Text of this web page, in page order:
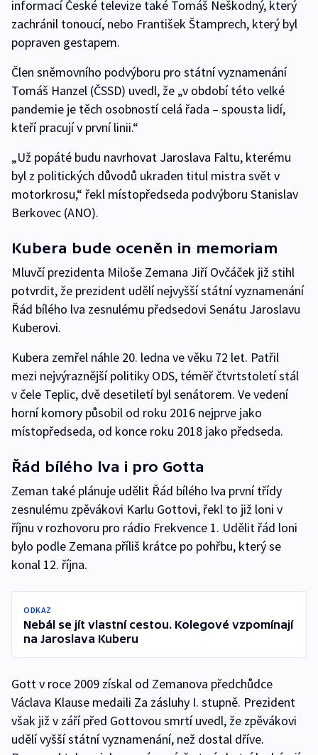
informací České televize také Tomáš Neškodný, který
zachránil tonoucí, nebo František Štamprech, který byl
popraven gestapem.
Člen sněmovního podvýboru pro státní vyznamenání
Tomáš Hanzel (ČSSD) uvedl, že „v období této velké
pandemie je těch osobností celá řada – spousta lidí,
kteří pracují v první linii.“
„Už popáté budu navrhovat Jaroslava Faltu, kterému
byl z politických důvodů ukraden titul mistra svět v
motorkrosu,“ řekl místopředseda podvýboru Stanislav
Berkovec (ANO).
Kubera bude oceněn in memoriam
Mluvčí prezidenta Miloše Zemana Jiří Ovčáček již stihl
potvrdit, že prezident udělí nejvyšší státní vyznamenání
Řád bílého lva zesnulému předsedovi Senátu Jaroslavu
Kuberovi.
Kubera zemřel náhle 20. ledna ve věku 72 let. Patřil
mezi nejvýraznější politiky ODS, téměř čtvrtstoletí stál
v čele Teplic, dvě desetiletí byl senátorem. Ve vedení
horní komory působil od roku 2016 nejprve jako
místopředseda, od konce roku 2018 jako předseda.
Řád bílého lva i pro Gotta
Zeman také plánuje udělit Řád bílého lva první třídy
zesnulému zpěvákovi Karlu Gottovi, řekl to již loni v
říjnu v rozhovoru pro rádio Frekvence 1. Udělit řád loni
bylo podle Zemana příliš krátce po pohřbu, který se
konal 12. října.
ODKAZ
Nebál se jít vlastní cestou. Kolegové vzpomínají
na Jaroslava Kuberu
Gott v roce 2009 získal od Zemanova předchůdce
Václava Klause medaili Za zásluhy I. stupně. Prezident
však již v září před Gottovou smrtí uvedl, že zpěvákovi
udělí vyšší státní vyznamenání, než dostal dříve.